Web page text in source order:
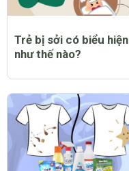
Trẻ bị sởi có biểu hiện
như thế nào?